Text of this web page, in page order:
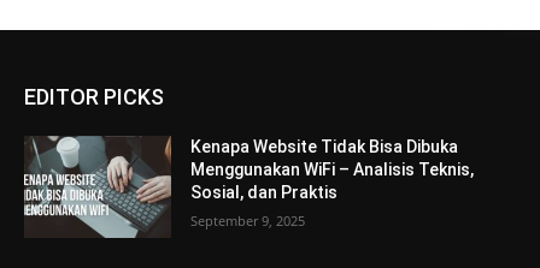
EDITOR PICKS
Kenapa Website Tidak Bisa Dibuka
Menggunakan WiFi – Analisis Teknis,
Sosial, dan Praktis
September 9, 2025